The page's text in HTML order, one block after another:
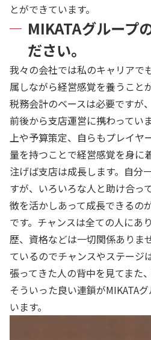
とができています。
MIKATAグループ
ださい。
我々の会社では私のキャリアで
属しながら経営感覚を養うこと
税務会計のベースは必要ですが
前後から支店運営に携わってい
上や予算策定、自らもプレイヤ
量を持つことで経営感覚を身に
注げば支店は成長します。自分
すが、いろいろな人と助け合っ
徴を活かしあって成長できるの
です。チャンスは全ての人にあ
歴、資格などは一切関係ありま
ているのでチャンスやステージ
張ってきた人の背中を見てまた
そういった良い連鎖がMIKATA
います。